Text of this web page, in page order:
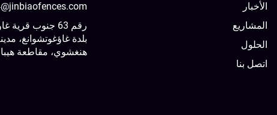
الأخبار
المشاريع
الحلول
اتصل بنا
رقم 63 جنوب قرية
بلدة غاؤغوتشوانغ،
هنغشوي، مقاطعة